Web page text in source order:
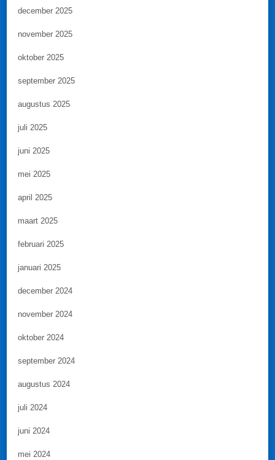
december 2025
november 2025
oktober 2025
september 2025
augustus 2025
juli 2025
juni 2025
mei 2025
april 2025
maart 2025
februari 2025
januari 2025
december 2024
november 2024
oktober 2024
september 2024
augustus 2024
juli 2024
juni 2024
mei 2024